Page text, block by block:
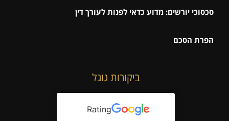
סכסוכי יורשים: מדוע כדאי לפנות לעורך דין
הפרת הסכם
ביקורות גוגל
Rating